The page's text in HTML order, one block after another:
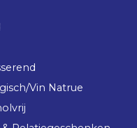
Vin Natrue